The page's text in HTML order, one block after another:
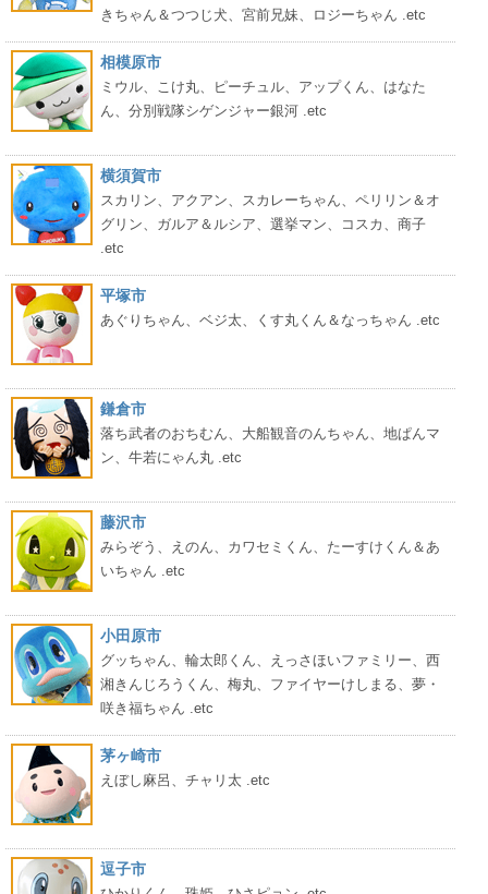
きちゃん＆つつじ犬、宮前兄妹、ロジーちゃん .etc
相模原市
ミウル、こけ丸、ピーチュル、アップくん、はなた
ん、分別戦隊シゲンジャー銀河 .etc
横須賀市
スカリン、アクアン、スカレーちゃん、ペリリン＆オ
グリン、ガルア＆ルシア、選挙マン、コスカ、商子
.etc
平塚市
あぐりちゃん、ベジ太、くす丸くん＆なっちゃん .etc
鎌倉市
落ち武者のおちむん、大船観音のんちゃん、地ぱんマ
ン、牛若にゃん丸 .etc
藤沢市
みらぞう、えのん、カワセミくん、たーすけくん＆あ
いちゃん .etc
小田原市
グッちゃん、輪太郎くん、えっさほいファミリー、西
湘きんじろうくん、梅丸、ファイヤーけしまる、夢・
咲き福ちゃん .etc
茅ヶ崎市
えぼし麻呂、チャリ太 .etc
逗子市